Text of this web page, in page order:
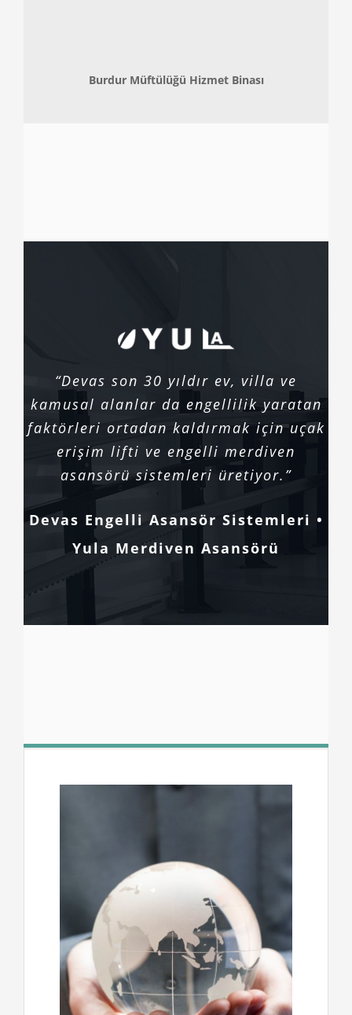
Burdur Müftülüğü Hizmet Binası
“Devas son 30 yıldır ev, villa ve
kamusal alanlar da engellilik yaratan
faktörleri ortadan kaldırmak için uçak
erişim lifti ve engelli merdiven
asansörü sistemleri üretiyor.”
Devas Engelli Asansör Sistemleri •
Yula Merdiven Asansörü